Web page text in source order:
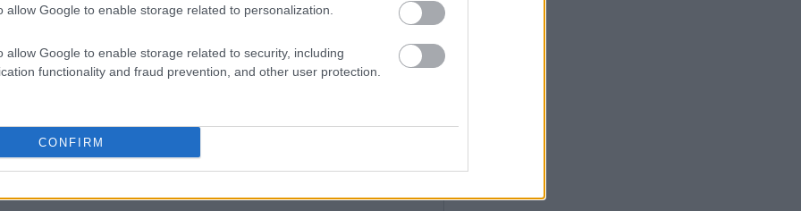
allow Google to enable storage related to personalization.
allow Google to enable storage related to security, including
functionality and fraud prevention, and other user protection.
CONFIRM